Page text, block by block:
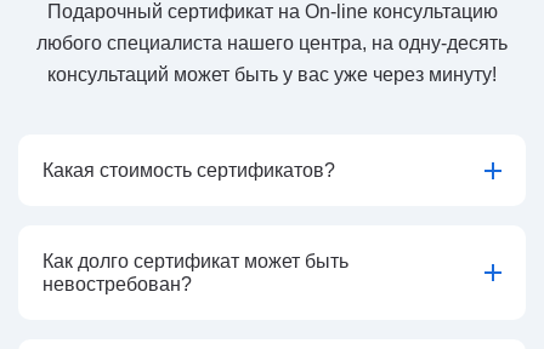
Подарочный сертификат на On-line консультацию
любого специалиста нашего центра, на одну-десять
консультаций может быть у вас уже через минуту!
Какая стоимость сертификатов?
Как долго сертификат может быть
невостребован?